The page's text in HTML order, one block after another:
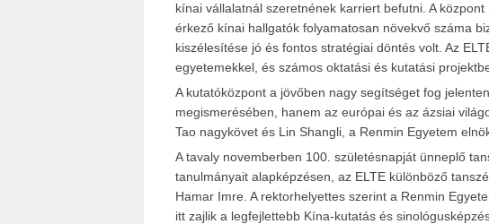
kínai vállalatnál szeretnének karriert befutni. A
érkező kínai hallgatók folyamatosan növekvő száma
kiszélesítése jó és fontos stratégiai döntés volt. Az
egyetemekkel, és számos oktatási és kutatási
A kutatóközpont a jövőben nagy segítséget fog
megismerésében, hanem az európai és az ázsiai
Tao nagykövet és Lin Shangli, a Renmin Egyetem
A tavaly novemberben 100. születésnapját ünneplő
tanulmányait alapképzésen, az ELTE különböző
Hamar Imre. A rektorhelyettes szerint a Renmin
itt zajlik a legfejlettebb Kína-kutatás és